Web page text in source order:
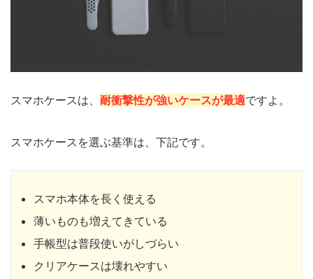
スマホケースは、 耐衝撃性が強いケースが最適ですよ。
スマホケースを選ぶ基準は、下記です。
スマホ本体を長く使える
薄いものも増えてきている
手帳型は普段使いがしづらい
クリアケースは壊れやすい